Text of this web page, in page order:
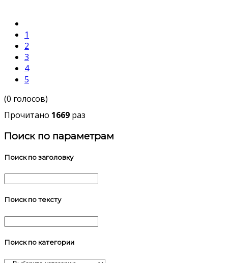
1
2
3
4
5
(0 голосов)
Прочитано 1669 раз
Поиск по параметрам
Поиск по заголовку
Поиск по тексту
Поиск по категории